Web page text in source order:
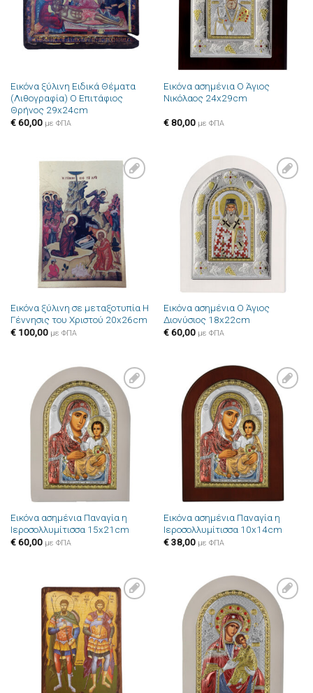
Εικόνα ξύλινη Ειδικά Θέματα
(Λιθογραφία) Ο Επιτάφιος
Θρήνος 29x24cm
€60,00 με ΦΠΑ
Εικόνα ασημένια Ο Άγιος
Νικόλαος 24x29cm
€80,00 με ΦΠΑ
Πρόσθήκη
στην λίστα
επιθυμιών
Εικόνα ξύλινη σε μεταξοτυπία Η
Γέννησις του Χριστού 20x26cm
€100,00 με ΦΠΑ
Πρόσθήκη
στην λίστα
επιθυμιών
Εικόνα ασημένια Ο Άγιος
Διονύσιος 18x22cm
€60,00 με ΦΠΑ
Πρόσθήκη
στην λίστα
επιθυμιών
Εικόνα ασημένια Παναγία η
Ιεροσολλυμίτισσα 15x21cm
€60,00 με ΦΠΑ
Πρόσθήκη
στην λίστα
επιθυμιών
Εικόνα ασημένια Παναγία η
Ιεροσολλυμίτισσα 10x14cm
€38,00 με ΦΠΑ
Πρόσθήκη
στην λίστα
επιθυμιών
Πρόσθήκη
στην λίστα
επιθυμιών